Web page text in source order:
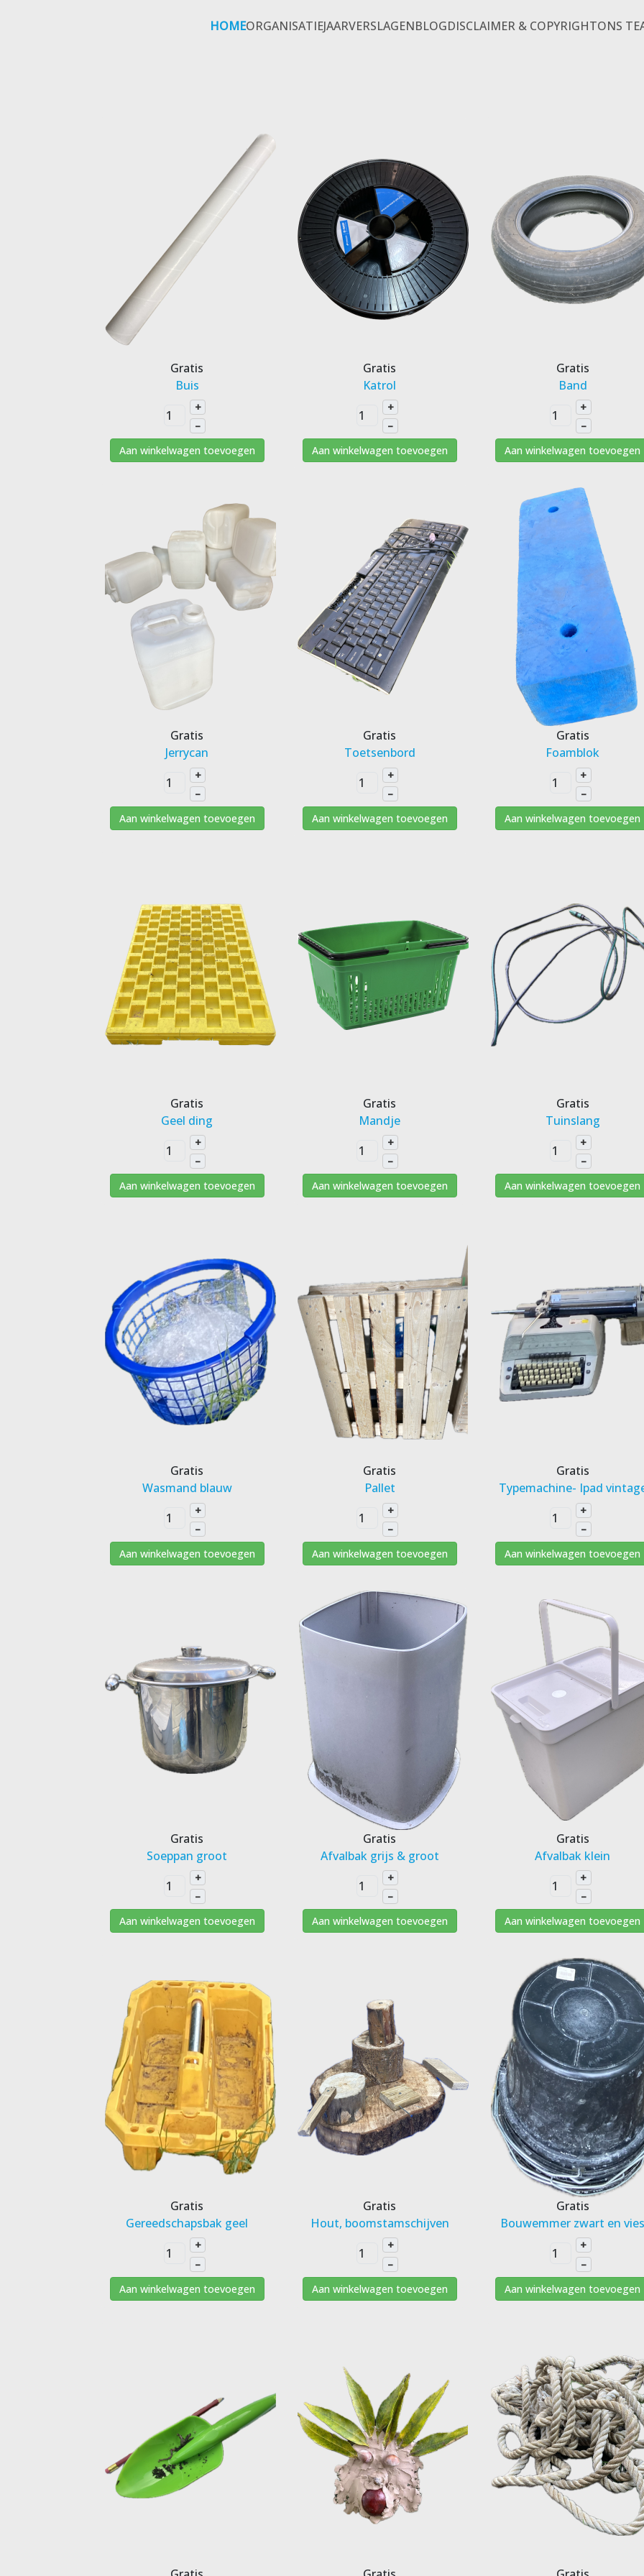
HOMEORGANISATIEJAARVERSLAGENBLOGDISCLAIMER & COPYRIGHTONS
Gratis
Buis
+
–
Aan winkelwagen toevoegen
Gratis
Katrol
+
–
Aan winkelwagen toevoegen
Gratis
Band
+
–
Aan winkelwagen toevoegen
Gratis
Jerrycan
+
–
Aan winkelwagen toevoegen
Gratis
Toetsenbord
+
–
Aan winkelwagen toevoegen
Gratis
Foamblok
+
–
Aan winkelwagen toevoegen
Gratis
Geel ding
+
–
Aan winkelwagen toevoegen
Gratis
Mandje
+
–
Aan winkelwagen toevoegen
Gratis
Tuinslang
+
–
Aan winkelwagen toevoegen
Gratis
Wasmand blauw
+
–
Aan winkelwagen toevoegen
Gratis
Pallet
+
–
Aan winkelwagen toevoegen
Gratis
Typemachine- Ipad
+
–
Aan winkelwagen toevoegen
Gratis
Soeppan groot
+
–
Aan winkelwagen toevoegen
Gratis
Afvalbak grijs & groot
+
–
Aan winkelwagen toevoegen
Gratis
Afvalbak klein
+
–
Aan winkelwagen toevoegen
Gratis
Gereedschapsbak geel
+
–
Aan winkelwagen toevoegen
Gratis
Hout, boomstamschijven
+
–
Aan winkelwagen toevoegen
Gratis
Bouwemmer zwart en
+
–
Aan winkelwagen toevoegen